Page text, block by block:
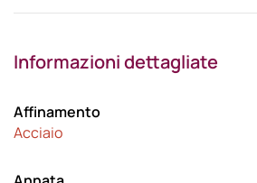
Informazioni dettagliate
Affinamento
Acciaio